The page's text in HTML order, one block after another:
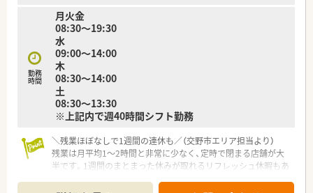
■地元で働きたいという想いを持って入社したベテランが多数
在籍しており、何でも気軽に質問できる温かい空気感です。
■女性の育休取得率および復帰率はともに100％を誇り、復職後
には時短正社員として無理なく活躍できる制度が整っていま
す。
勤務
時間
月火金
08:30～19:30
水
09:00～14:00
木
08:30～14:00
土
08:30～13:30
※上記内で週40時間シフト勤務
＼残業ほぼなしで1週間の連休も／（交野市エリア担当より）
残業は月平均1〜2時間と非常に少なく、定時で閉まる店舗が大
半です。1週間のまとまった休みが取れるリフレッシュ休暇もあ